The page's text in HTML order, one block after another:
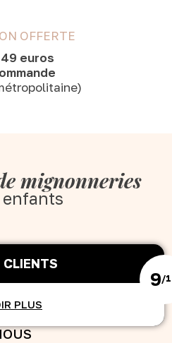
OFFERTE
euros
mignonneries
enfants
PLUS
9/